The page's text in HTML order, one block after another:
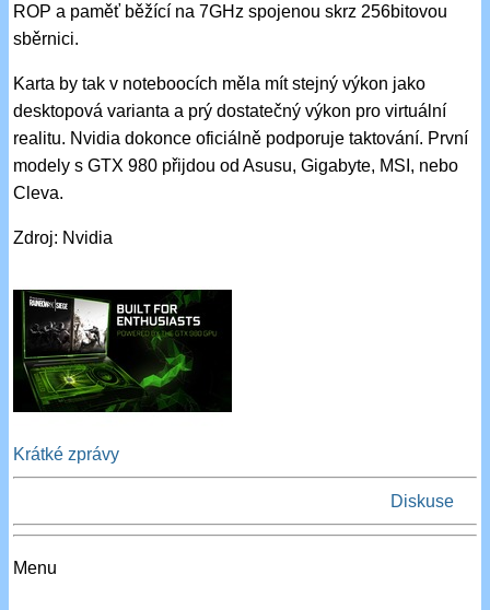
ROP a paměť běžící na 7GHz spojenou skrz 256bitovou
sběrnici.
Karta by tak v noteboocích měla mít stejný výkon jako
desktopová varianta a prý dostatečný výkon pro virtuální
realitu. Nvidia dokonce oficiálně podporuje taktování. První
modely s GTX 980 přijdou od Asusu, Gigabyte, MSI, nebo
Cleva.
Zdroj: Nvidia
Krátké zprávy
Diskuse
Menu